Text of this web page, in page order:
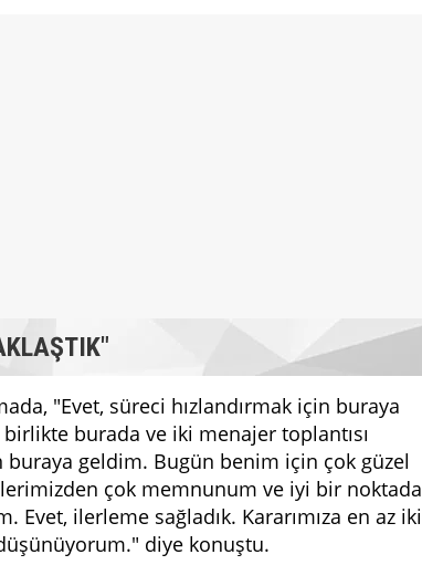
"Evet, süreci hızlandırmak için buraya
burada ve iki menajer toplantısı
geldim. Bugün benim için çok güzel
çok memnunum ve iyi bir noktada
ilerleme sağladık. Kararımıza en az iki
düşünüyorum." diye konuştu.